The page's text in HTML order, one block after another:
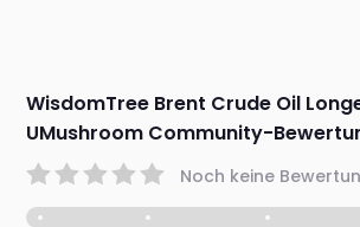
WisdomTree Brent Crude Oil
UMushroom Community-
Noch keine